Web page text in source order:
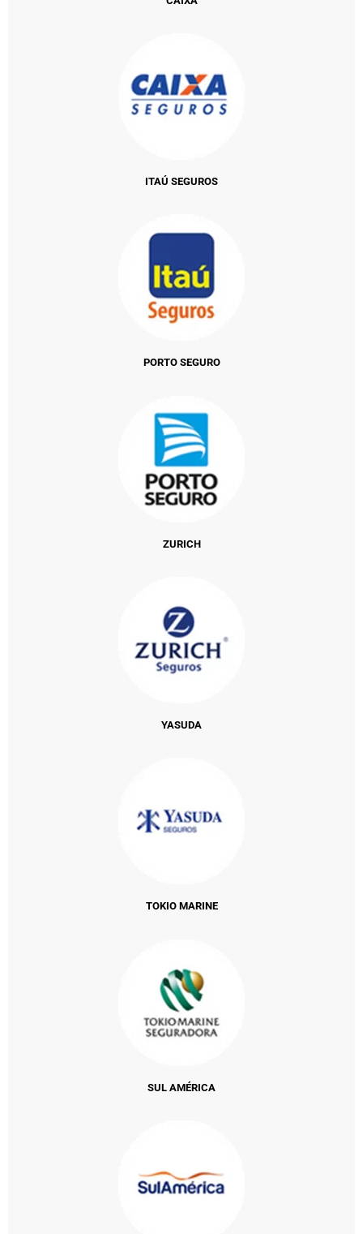
ITAÚ SEGUROS
PORTO SEGURO
ZURICH
YASUDA
TOKIO MARINE
SUL AMÉRICA